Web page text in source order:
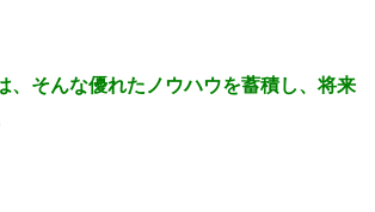
、そんな優れたノウハウを蓄積し、将来